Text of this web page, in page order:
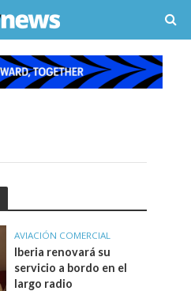
AVIACIÓN COMERCIAL
Iberia renovará su
servicio a bordo en el
largo radio